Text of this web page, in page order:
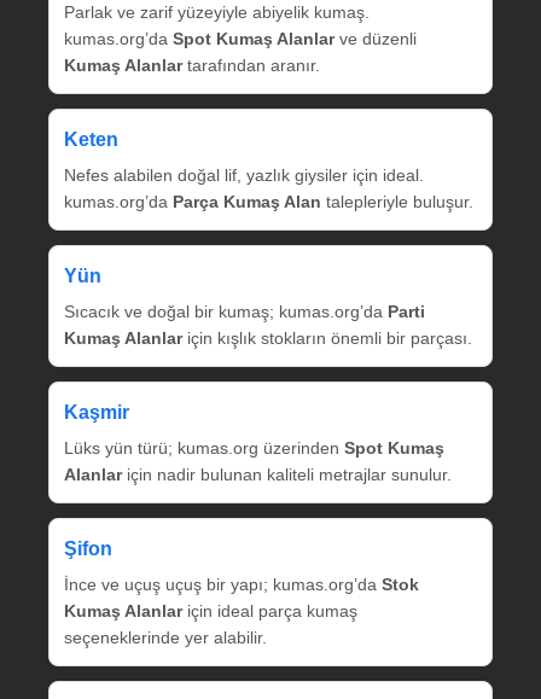
Parlak ve zarif yüzeyiyle abiyelik kumaş.
kumas.org’da Spot Kumaş Alanlarve düzenli
Kumaş Alanlartarafından aranır.
Keten
Nefes alabilen doğal lif, yazlık giysiler için ideal.
kumas.org’da Parça Kumaş Alan talepleriyle buluşur.
Yün
Sıcacık ve doğal bir kumaş; kumas.org’da Parti
Kumaş Alanlariçin kışlık stokların önemli bir parçası.
Kaşmir
Lüks yün türü; kumas.org üzerinden Spot Kumaş
Alanlariçin nadir bulunan kaliteli metrajlar sunulur.
Şifon
İnce ve uçuş uçuş bir yapı; kumas.org’da Stok
Kumaş Alanlariçin ideal parça kumaş
seçeneklerinde yer alabilir.